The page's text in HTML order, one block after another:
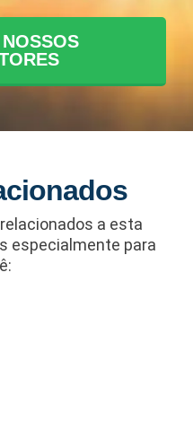
a esta
especialmente para